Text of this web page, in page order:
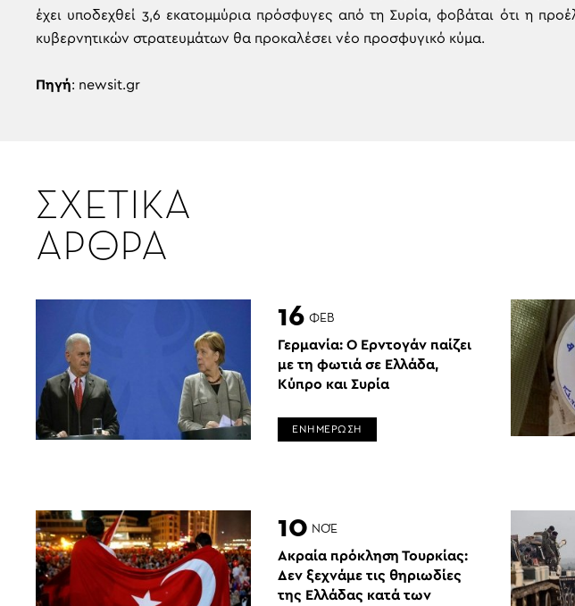
έχει υποδεχθεί 3,6 εκατομμύρια πρόσφυγες από τη Συρία, φοβάται ότι η
κυβερνητικών στρατευμάτων θα προκαλέσει νέο προσφυγικό κύμα.
Πηγή: newsit.gr
ΣΧΕΤΙΚΑ
ΑΡΘΡΑ
16 ΦΕΒ
Γερμανία: Ο Ερντογάν παίζει
με τη φωτιά σε Ελλάδα,
Κύπρο και Συρία
ΕΝΗΜΕΡΩΣΗ
10 ΝΟΈ
Ακραία πρόκληση Τουρκίας:
Δεν ξεχνάμε τις θηριωδίες
της Ελλάδας κατά των